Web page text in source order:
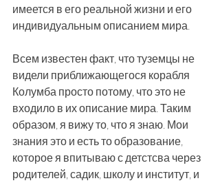
имеется в его реальной жизни и его
индивидуальным описанием мира.
Всем известен факт, что туземцы не
видели приближающегося корабля
Колумба просто потому, что это не
входило в их описание мира. Таким
образом, я вижу то, что я знаю. Мои
знания это и есть то образование,
которое я впитываю с детстсва через
родителей, садик, школу и институт, и